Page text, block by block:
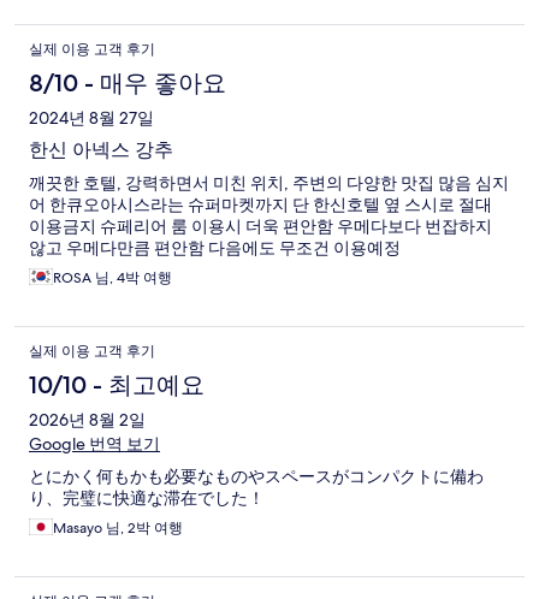
실제 이용 고객 후기
8/10 - 매우 좋아요
2024년 8월 27일
한신 아넥스 강추
깨끗한 호텔, 강력하면서 미친 위치, 주변의 다양한 맛집 많음 심지
어 한큐오아시스라는 슈퍼마켓까지 단 한신호텔 옆 스시로 절대
이용금지 슈페리어 룸 이용시 더욱 편안함 우메다보다 번잡하지
않고 우메다만큼 편안함 다음에도 무조건 이용예정
ROSA 님, 4박 여행
실제 이용 고객 후기
10/10 - 최고예요
2026년 8월 2일
Google 번역 보기
とにかく何もかも必要なものやスペースがコンパクトに備わ
り、完璧に快適な滞在でした！
Masayo 님, 2박 여행